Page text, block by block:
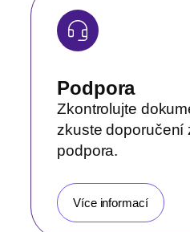
Podpora
Zkontrolujte
zkuste doporučení
podpora.
Více informací